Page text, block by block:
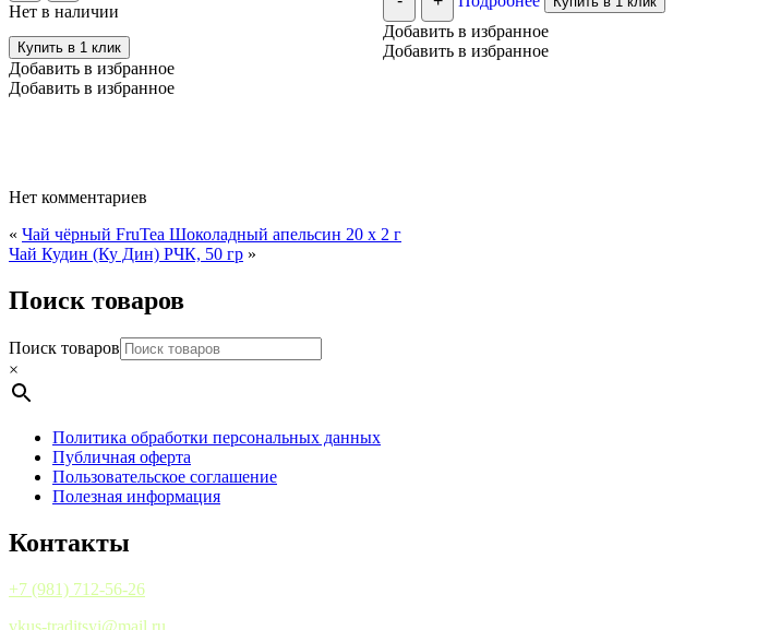
Нет в наличии
Купить в 1 клик
Добавить в избранное
Добавить в избранное
Добавить в избранное
Добавить в избранное
Нет комментариев
« Чай чёрный FruTea Шоколадный апельсин 20 х 2 г
Чай Кудин (Ку Дин) РЧК, 50 гр »
Поиск товаров
Поиск товаров
×
Политика обработки персональных данных
Публичная оферта
Пользовательское соглашение
Полезная информация
Контакты
+7 (981) 712-56-26
vkus-traditsyi@mail.ru